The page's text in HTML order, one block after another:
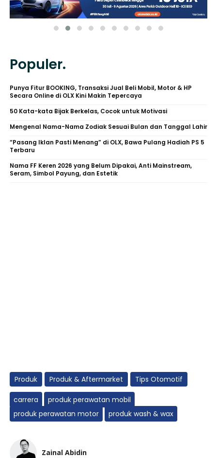
Populer.
Punya Fitur BOOKING, Transaksi Jual Beli Mobil, Motor & HP
Secara Online di OLX Kini Makin Tepercaya
50 Kata-kata Bijak Berkelas, Cocok untuk Motivasi
Mengenal Nama-Nama Zodiak Sesuai Bulan dan Tanggal Lahir
“Pasang Iklan Pasti Menang” di OLX, Bawa Pulang Hadiah PS 5
Terbaru
Nama FF Keren 2026 yang Belum Dipakai, Anti Mainstream,
Seram, Simbol Payung, dan Estetik
Produk Produk & Aftermarket Tips Otomotif
carrera
produk perawatan mobil
produk perawatan motor
produk wash & wax
Zainal Abidin